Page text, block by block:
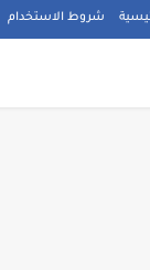
شروط الاستخدام